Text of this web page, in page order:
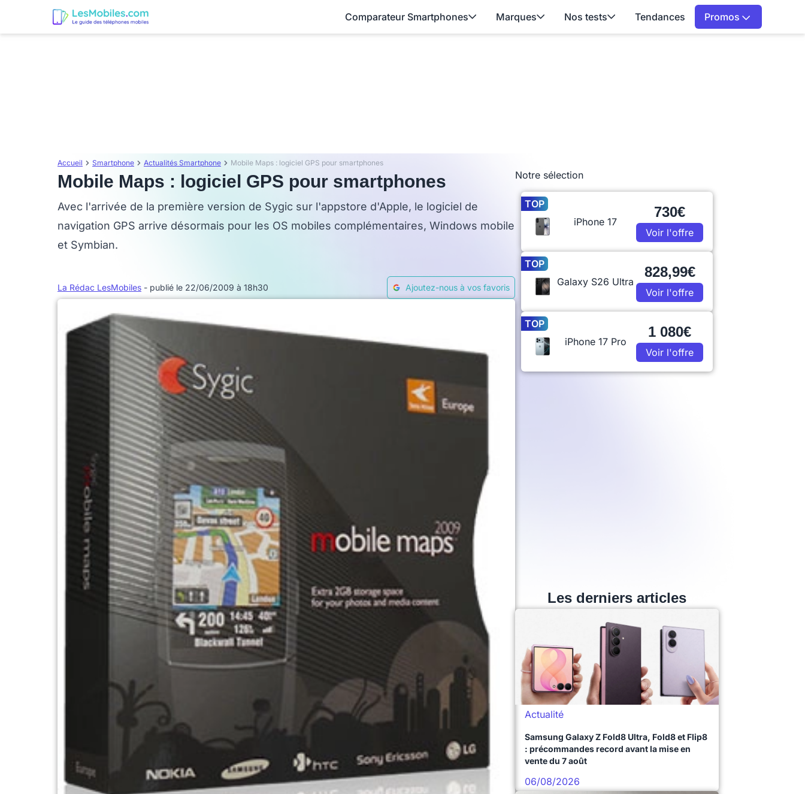
Comparateur Smartphones Marques Nos tests Tendances Promos
Accueil Smartphone Actualités Smartphone Mobile Maps : logiciel GPS pour smartphones
Mobile Maps : logiciel GPS pour smartphones
Avec l'arrivée de la première version de Sygic sur l'appstore d'Apple, le logiciel de
navigation GPS arrive désormais pour les OS mobiles complémentaires, Windows mobile
et Symbian.
La Rédac LesMobiles - publié le 22/06/2009 à 18h30 Ajoutez-nous à vos favoris
Notre sélection
TOP
iPhone 17
730€
Voir l'offre
TOP
Galaxy S26 Ultra
828,99€
Voir l'offre
TOP
iPhone 17 Pro
1 080€
Voir l'offre
Les derniers articles
Actualité
Samsung Galaxy Z Fold8 Ultra, Fold8 et Flip8
: précommandes record avant la mise en
vente du 7 août
06/08/2026